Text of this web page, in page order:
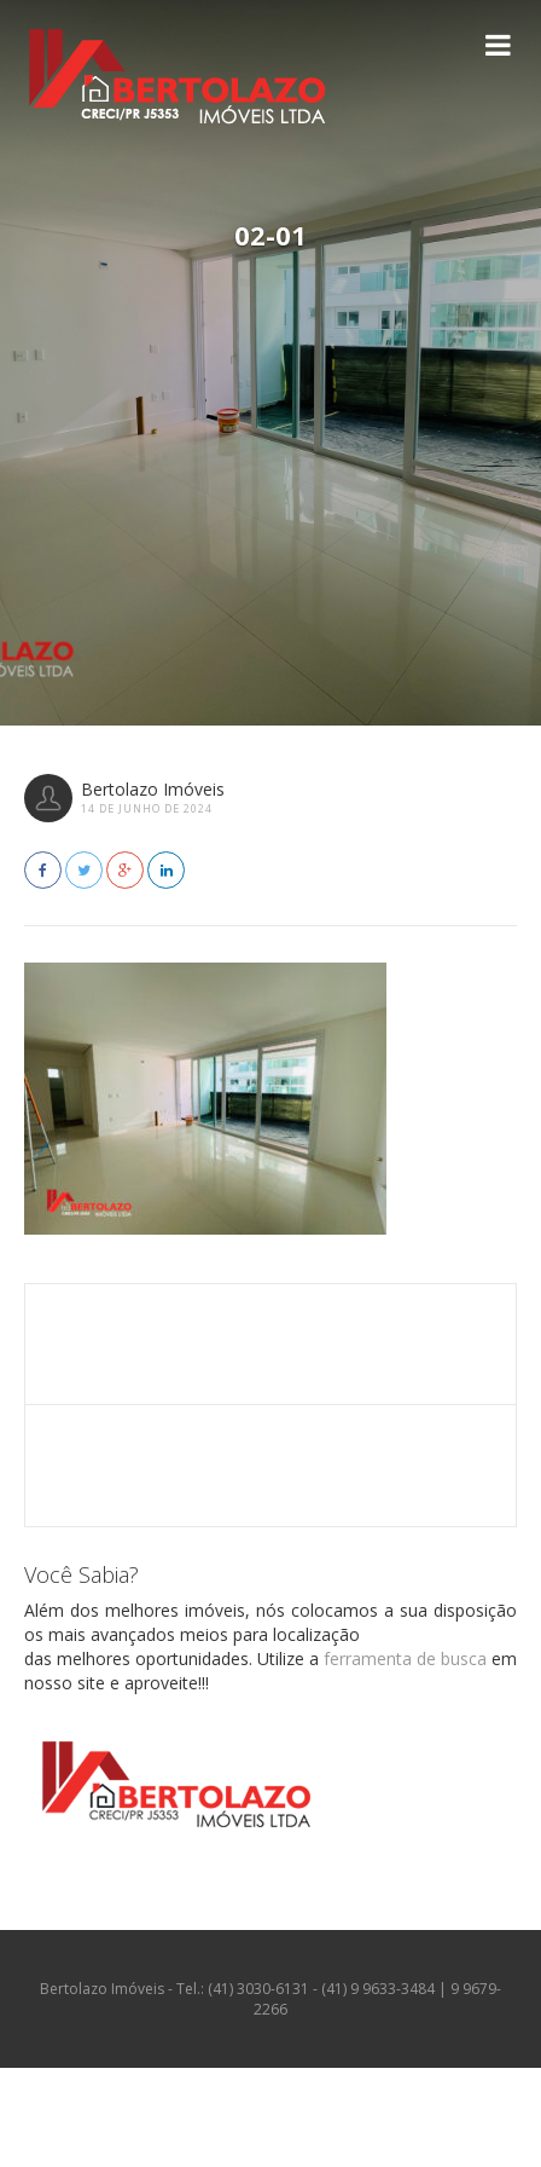
02-01
Bertolazo Imóveis
14 DE JUNHO DE 2024
Você Sabia?
Além dos melhores imóveis, nós colocamos a sua disposição
os mais avançados meios para localização
das melhores oportunidades. Utilize a ferramenta de busca em
nosso site e aproveite!!!
Bertolazo Imóveis - Tel.: (41) 3030-6131 - (41) 9 9633-3484 | 9 9679-
2266